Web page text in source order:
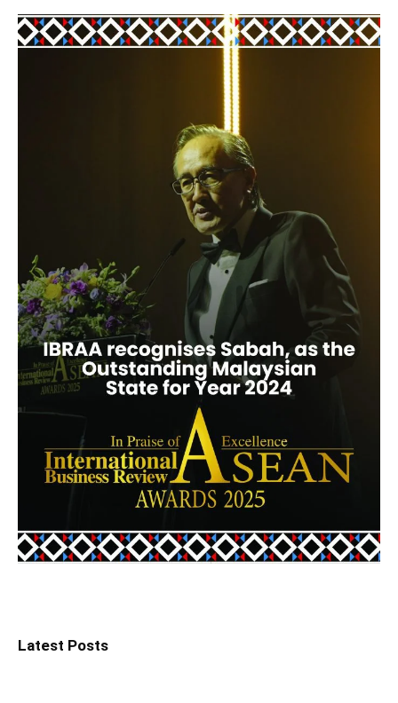
Latest Posts